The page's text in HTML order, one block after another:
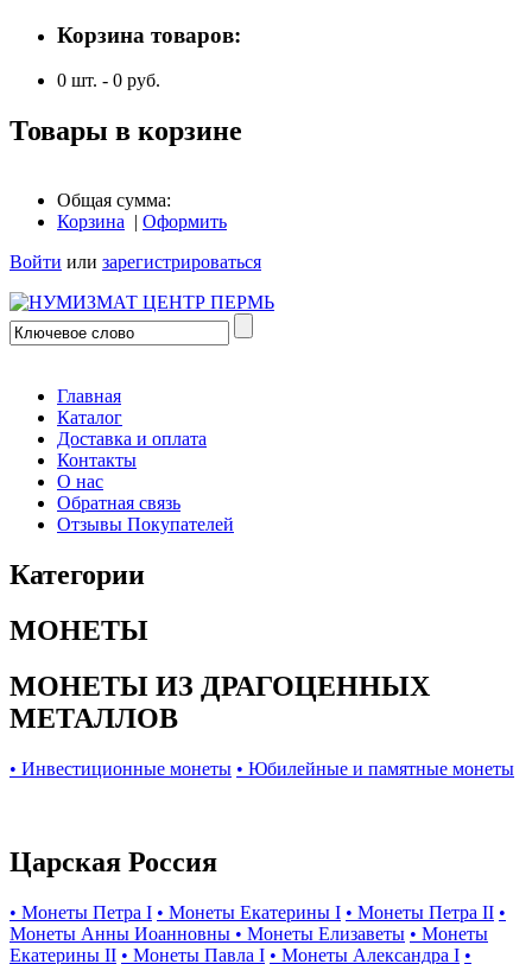
Корзина товаров:
0 шт. - 0 руб.
Товары в корзине
Общая сумма:
Корзина | Оформить
Войти или зарегистрироваться
Главная
Каталог
Доставка и оплата
Контакты
О нас
Обратная связь
Отзывы Покупателей
Категории
МОНЕТЫ
МОНЕТЫ ИЗ ДРАГОЦЕННЫХ
МЕТАЛЛОВ
• Инвестиционные монеты • Юбилейные и памятные монеты
Царская Россия
• Монеты Петра I • Монеты Екатерины I • Монеты Петра II •
Монеты Анны Иоанновны • Монеты Елизаветы • Монеты
Екатерины II • Монеты Павла I • Монеты Александра I •